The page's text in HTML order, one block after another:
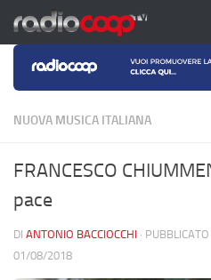
Salta al contenuto
NUOVA MUSICA ITALIANA
FRANCESCO
pace
DI ANTONIO BACCIOCCHI · PUBBLICATO
01/08/2018